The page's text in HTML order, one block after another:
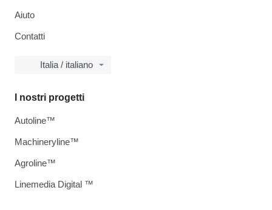
Aiuto
Contatti
Italia / italiano
I nostri progetti
Autoline™
Machineryline™
Agroline™
Linemedia Digital ™